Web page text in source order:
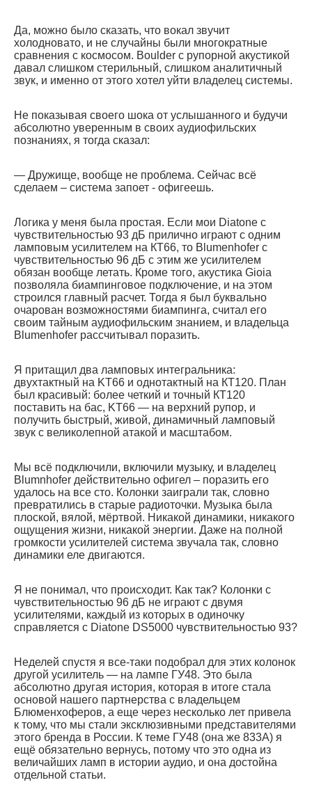
Да, можно было сказать, что вокал звучит
холодновато, и не случайны были многократные
сравнения с космосом. Boulder с рупорной акустикой
давал слишком стерильный, слишком аналитичный
звук, и именно от этого хотел уйти владелец системы.
Не показывая своего шока от услышанного и будучи
абсолютно уверенным в своих аудиофильских
познаниях, я тогда сказал:
— Дружище, вообще не проблема. Сейчас всё
сделаем – система запоет - офигеешь.
Логика у меня была простая. Если мои Diatone с
чувствительностью 93 дБ прилично играют с одним
ламповым усилителем на КТ66, то Blumenhofer с
чувствительностью 96 дБ с этим же усилителем
обязан вообще летать. Кроме того, акустика Gioia
позволяла биампинговое подключение, и на этом
строился главный расчет. Тогда я был буквально
очарован возможностями биампинга, считал его
своим тайным аудиофильским знанием, и владельца
Blumenhofer рассчитывал поразить.
Я притащил два ламповых интегральника:
двухтактный на KT66 и однотактный на КТ120. План
был красивый: более четкий и точный КТ120
поставить на бас, KT66 — на верхний рупор, и
получить быстрый, живой, динамичный ламповый
звук с великолепной атакой и масштабом.
Мы всё подключили, включили музыку, и владелец
Blumnhofer действительно офигел – поразить его
удалось на все сто. Колонки заиграли так, словно
превратились в старые радиоточки. Музыка была
плоской, вялой, мёртвой. Никакой динамики, никакого
ощущения жизни, никакой энергии. Даже на полной
громкости усилителей система звучала так, словно
динамики еле двигаются.
Я не понимал, что происходит. Как так? Колонки с
чувствительностью 96 дБ не играют с двумя
усилителями, каждый из которых в одиночку
справляется с Diatone DS5000 чувствительностью 93?
Неделей спустя я все-таки подобрал для этих колонок
другой усилитель — на лампе ГУ48. Это была
абсолютно другая история, которая в итоге стала
основой нашего партнерства с владельцем
Блюменхоферов, а еще через несколько лет привела
к тому, что мы стали эксклюзивными представителями
этого бренда в России. К теме ГУ48 (она же 833A) я
ещё обязательно вернусь, потому что это одна из
величайших ламп в истории аудио, и она достойна
отдельной статьи.